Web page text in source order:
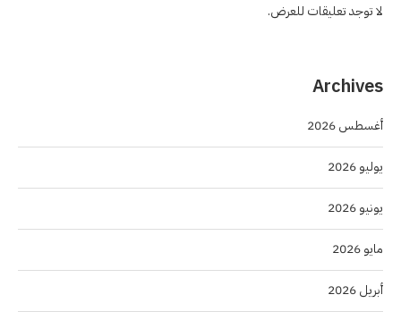
لا توجد تعليقات للعرض.
Archives
أغسطس 2026
يوليو 2026
يونيو 2026
مايو 2026
أبريل 2026